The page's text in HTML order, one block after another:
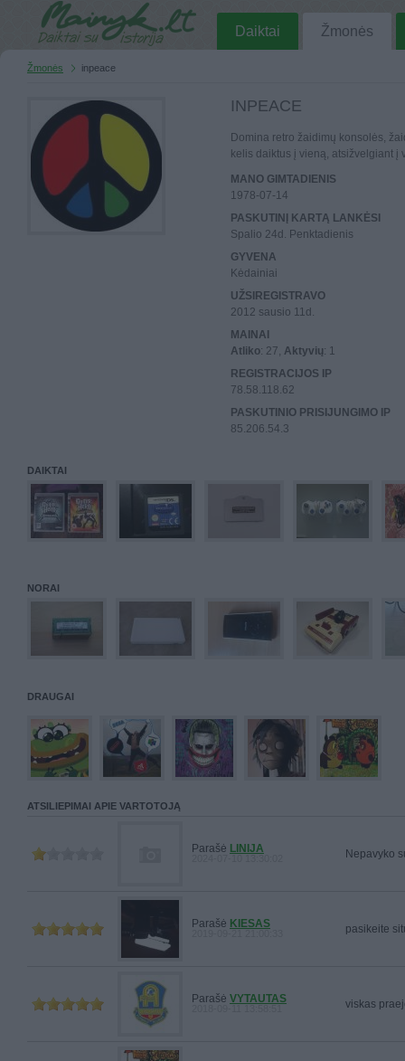
Daiktai Žmonės
Žmonės inpeace
INPEACE
Domina retro žaidimų konsolės,
kelis daiktus į vieną, atsižvelgiant į
MANO GIMTADIENIS
1978-07-14
PASKUTINĮ KARTĄ LANKĖSI
Spalio 24d. Penktadienis
GYVENA
Kėdainiai
UŽSIREGISTRAVO
2012 sausio 11d.
MAINAI
Atliko: 27, Aktyvių: 1
REGISTRACIJOS IP
78.58.118.62
PASKUTINIO PRISIJUNGIMO IP
85.206.54.3
DAIKTAI
NORAI
DRAUGAI
ATSILIEPIMAI APIE VARTOTOJĄ
Parašė LINIJA Nepavyko
Parašė KIESAS pasikeite
Parašė VYTAUTAS viskas